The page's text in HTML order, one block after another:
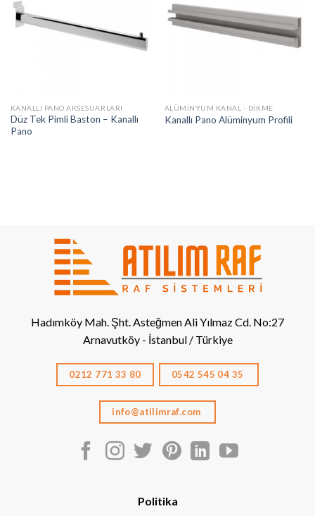
KANALLI PANO AKSESUARLARI
Düz Tek Pimli Baston – Kanallı
Pano
ALÜMINYUM KANAL - DIKME
Kanallı Pano Alüminyum Profili
Hadımköy Mah. Şht. Asteğmen Ali Yılmaz Cd. No:27
Arnavutköy - İstanbul / Türkiye
0212 771 33 80 0542 545 04 35
info@atilimraf.com
Politika